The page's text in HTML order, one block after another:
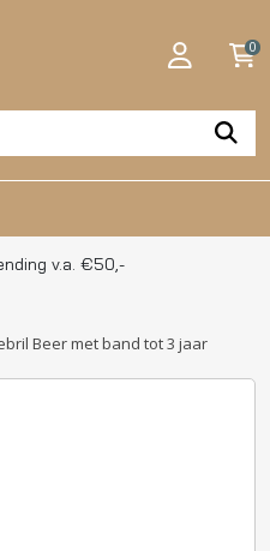
0
v.a. €50,-
Beer met band tot 3 jaar